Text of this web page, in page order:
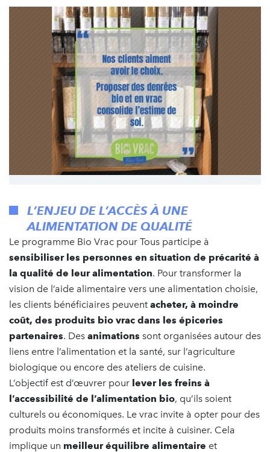
L’ENJEU DE L’ACCÈS À UNE
ALIMENTATION DE QUALITÉ
Le programme Bio Vrac pour Tous participe à
sensibiliser les personnes en situation de précarité à
la qualité de leur alimentation. Pour transformer la
vision de l’aide alimentaire vers une alimentation choisie,
les clients bénéficiaires peuvent acheter, à moindre
coût, des produits bio vrac dans les épiceries
partenaires. Des animations sont organisées autour des
liens entre l’alimentation et la santé, sur l’agriculture
biologique ou encore des ateliers de cuisine.
L’objectif est d’œuvrer pour lever les freins à
l’accessibilité de l’alimentation bio, qu’ils soient
culturels ou économiques. Le vrac invite à opter pour des
produits moins transformés et incite à cuisiner. Cela
implique un meilleur équilibre alimentaire et